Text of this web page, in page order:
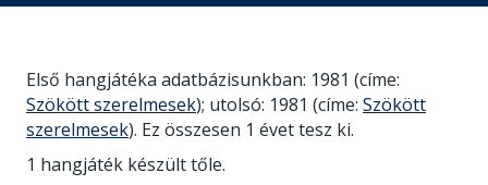
Első hangjátéka adatbázisunkban: 1981 (címe:
Szökött szerelmesek); utolsó: 1981 (címe: Szökött
szerelmesek). Ez összesen 1 évet tesz ki.
1 hangjáték készült tőle.